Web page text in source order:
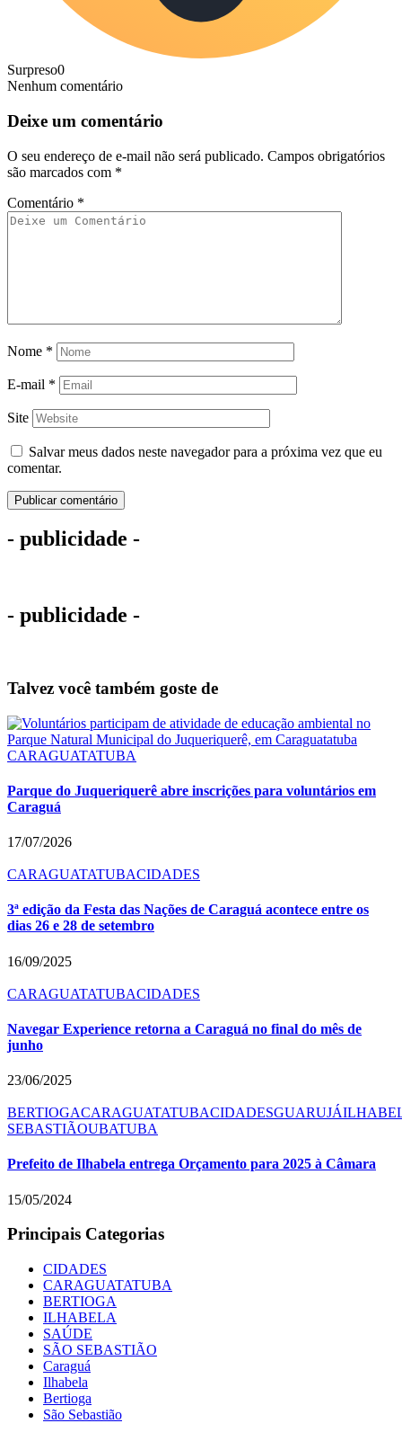
Surpreso0
Nenhum comentário
Deixe um comentário
O seu endereço de e-mail não será publicado. Campos obrigatórios
são marcados com *
Comentário *
Nome *
E-mail *
Site
Salvar meus dados neste navegador para a próxima vez que eu
comentar.
- publicidade -
- publicidade -
Talvez você também goste de
CARAGUATATUBA
Parque do Juqueriquerê abre inscrições para voluntários em
Caraguá
17/07/2026
CARAGUATATUBACIDADES
3ª edição da Festa das Nações de Caraguá acontece entre os
dias 26 e 28 de setembro
16/09/2025
CARAGUATATUBACIDADES
Navegar Experience retorna a Caraguá no final do mês de
junho
23/06/2025
BERTIOGACARAGUATATUBACIDADESGUARUJÁ
SEBASTIÃOUBATUBA
Prefeito de Ilhabela entrega Orçamento para 2025 à Câmara
15/05/2024
Principais Categorias
CIDADES
CARAGUATATUBA
BERTIOGA
ILHABELA
SAÚDE
SÃO SEBASTIÃO
Caraguá
Ilhabela
Bertioga
São Sebastião